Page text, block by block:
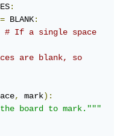
:
BLANK:
# If a single space
are blank, so
, mark):
board to mark."""